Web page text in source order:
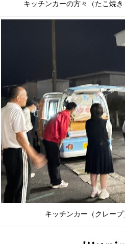
キッチンカーの方々（たこ
キッチンカー（クレ